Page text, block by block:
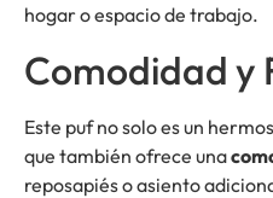
hogar o espacio de trabajo.
Comodidad y
Este puf no solo es un
que también ofrece una
reposapiés o asiento